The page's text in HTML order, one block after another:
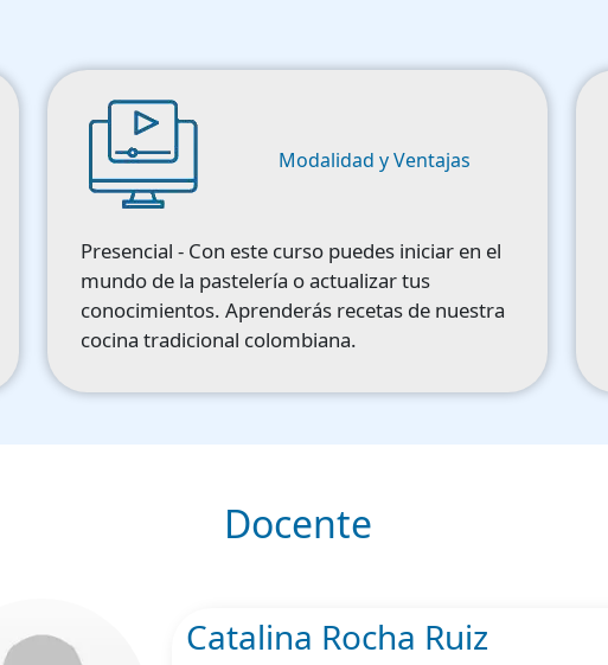
Image
Modalidad y Ventajas
Presencial - Con este curso puedes iniciar en el
mundo de la pastelería o actualizar tus
conocimientos. Aprenderás recetas de nuestra
cocina tradicional colombiana.
Docente
Catalina Rocha Ruiz